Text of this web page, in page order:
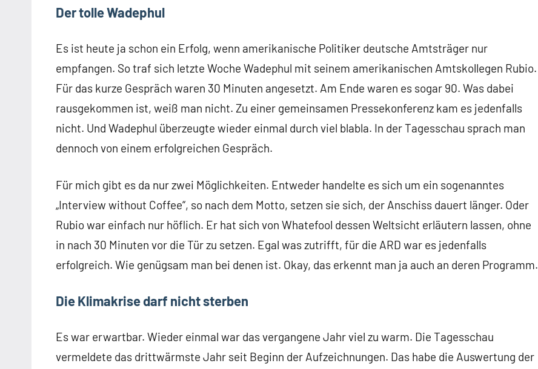
Der tolle Wadephul
Es ist heute ja schon ein Erfolg, wenn amerikanische Politiker deutsche Amtsträger nur
empfangen. So traf sich letzte Woche Wadephul mit seinem amerikanischen Amtskollegen Rubio.
Für das kurze Gespräch waren 30 Minuten angesetzt. Am Ende waren es sogar 90. Was dabei
rausgekommen ist, weiß man nicht. Zu einer gemeinsamen Pressekonferenz kam es jedenfalls
nicht. Und Wadephul überzeugte wieder einmal durch viel blabla. In der Tagesschau sprach man
dennoch von einem erfolgreichen Gespräch.
Für mich gibt es da nur zwei Möglichkeiten. Entweder handelte es sich um ein sogenanntes
„Interview without Coffee“, so nach dem Motto, setzen sie sich, der Anschiss dauert länger. Oder
Rubio war einfach nur höflich. Er hat sich von Whatefool dessen Weltsicht erläutern lassen, ohne
in nach 30 Minuten vor die Tür zu setzen. Egal was zutrifft, für die ARD war es jedenfalls
erfolgreich. Wie genügsam man bei denen ist. Okay, das erkennt man ja auch an deren Programm.
Die Klimakrise darf nicht sterben
Es war erwartbar. Wieder einmal war das vergangene Jahr viel zu warm. Die Tagesschau
vermeldete das drittwärmste Jahr seit Beginn der Aufzeichnungen. Das habe die Auswertung der